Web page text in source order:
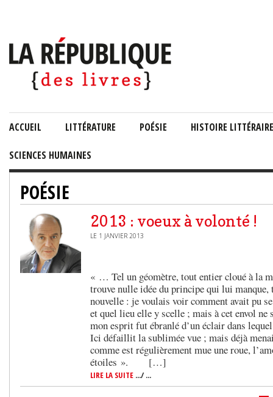
ACCUEIL LITTÉRATURE POÉSIE HISTOIRE LITTÉRAIRE
SCIENCES HUMAINES
POÉSIE
2013 : voeux à volonté !
LE 1 JANVIER 2013
« … Tel un géomètre, tout entier cloué à la
trouve nulle idée du principe qui lui manque,
nouvelle : je voulais voir comment avait pu
et quel lieu elle y scelle ; mais à cet envol
mon esprit fut ébranlé d’un éclair dans
Ici défaillit la sublimée vue ; mais déjà
comme est régulièrement mue une roue,
étoiles ». […]
LIRE LA SUITE .../ ...